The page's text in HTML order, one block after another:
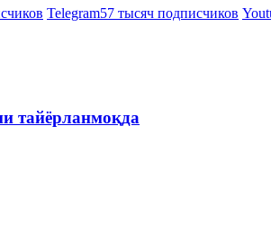
Telegram57 тысяч подписчиков
тайёрланмоқда